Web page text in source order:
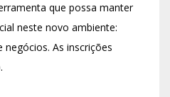
que possa manter
neste novo ambiente:
negócios. As inscrições